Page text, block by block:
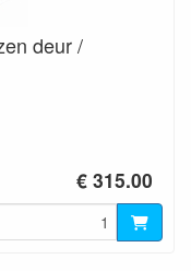
deur /
€ 315.00